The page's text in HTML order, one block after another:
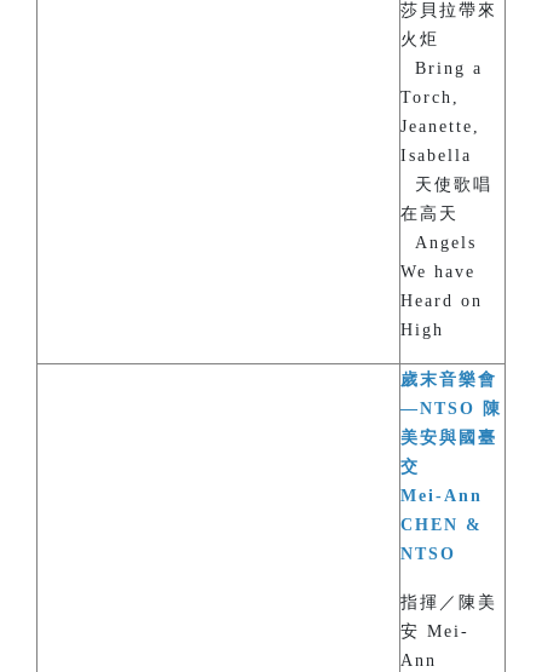
莎貝拉帶來
火炬
Bring a
Torch,
Jeanette,
Isabella
天使歌唱
在高天
Angels
We have
Heard on
High
歲末音樂會
—NTSO 陳
美安與國臺
交
Mei-Ann
CHEN &
NTSO
指揮／陳美
安 Mei-
Ann